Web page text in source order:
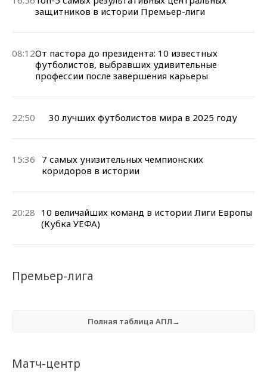
защитников в истории Премьер-лиги
08:12От пастора до президента: 10 известных
футболистов, выбравших удивительные
профессии после завершения карьеры
22:50 30 лучших футболистов мира в 2025 году
15:36
7 самых унизительных чемпионских
коридоров в истории
20:28 10 величайших команд в истории Лиги Европы
(Кубка УЕФА)
Премьер-лига
Полная таблица АПЛ→
Матч-центр